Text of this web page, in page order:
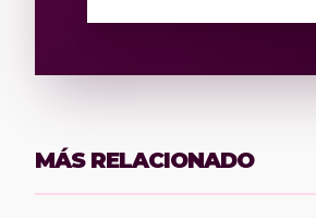
MÁS RELACIONADO